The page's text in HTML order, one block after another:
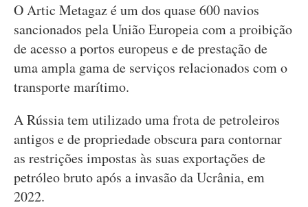
O Artic Metagaz é um dos quase 600 navios
sancionados pela União Europeia com a proibição
de acesso a portos europeus e de prestação de
uma ampla gama de serviços relacionados com o
transporte marítimo.
A Rússia tem utilizado uma frota de petroleiros
antigos e de propriedade obscura para contornar
as restrições impostas às suas exportações de
petróleo bruto após a invasão da Ucrânia, em
2022.